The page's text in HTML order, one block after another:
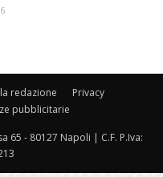
redazione
Privacy
pubblicitarie
65 - 80127 Napoli | C.F. P.Iva: